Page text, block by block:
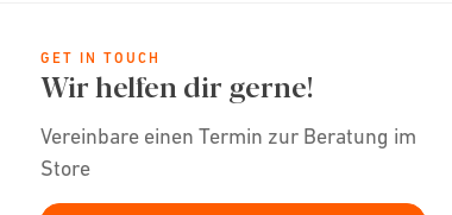
GET IN TOUCH
Wir helfen dir gerne!
Vereinbare einen Termin zur Beratung im
Store